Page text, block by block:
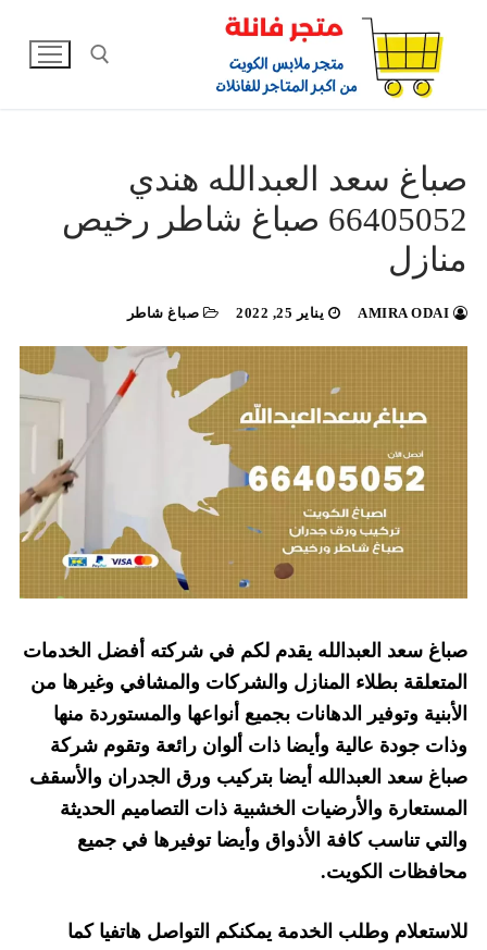
المحتوى
صباغ سعد العبدالله هندي
66405052 صباغ شاطر رخيص
منازل
يناير 25, 2022 صباغ شاطر
صباغ سعد العبدالله يقدم لكم في شركته أفضل الخدمات
المتعلقة بطلاء المنازل والشركات والمشافي وغيرها من
الأبنية وتوفير الدهانات بجميع أنواعها والمستوردة منها
وذات جودة عالية وأيضا ذات ألوان رائعة وتقوم شركة
صباغ سعد العبدالله أيضا بتركيب ورق الجدران والأسقف
المستعارة والأرضيات الخشبية ذات التصاميم الحديثة
والتي تناسب كافة الأذواق وأيضا توفيرها في جميع
محافظات الكويت.
للاستعلام وطلب الخدمة يمكنكم التواصل هاتفيا كما